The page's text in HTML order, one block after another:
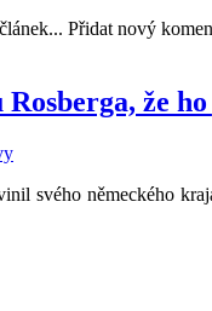
Přidat nový
že
svého německého